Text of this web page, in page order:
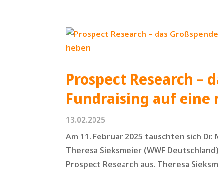
Prospect Research –
Fundraising auf eine
13.02.2025
Am 11. Februar 2025 tauschten sich
Theresa Sieksmeier (WWF
Prospect Research aus. Theresa